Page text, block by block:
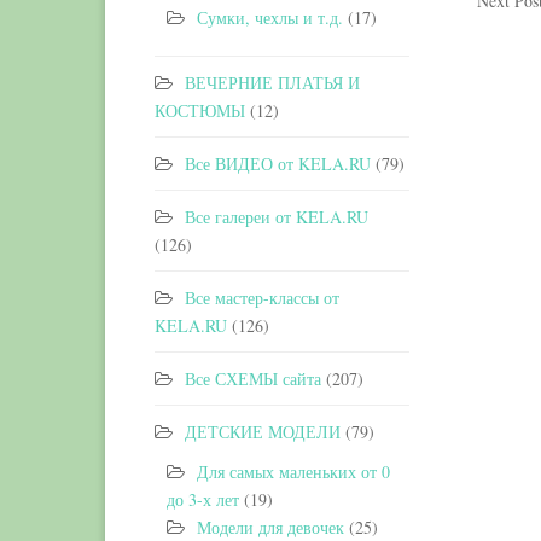
Сумки, чехлы и т.д. (17)
ВЕЧЕРНИЕ ПЛАТЬЯ И
КОСТЮМЫ (12)
Все ВИДЕО от KELA.RU (79)
Все галереи от KELA.RU
(126)
Все мастер-классы от
KELA.RU (126)
Все СХЕМЫ сайта (207)
ДЕТСКИЕ МОДЕЛИ (79)
Для самых маленьких от 0
до 3-х лет (19)
Модели для девочек (25)